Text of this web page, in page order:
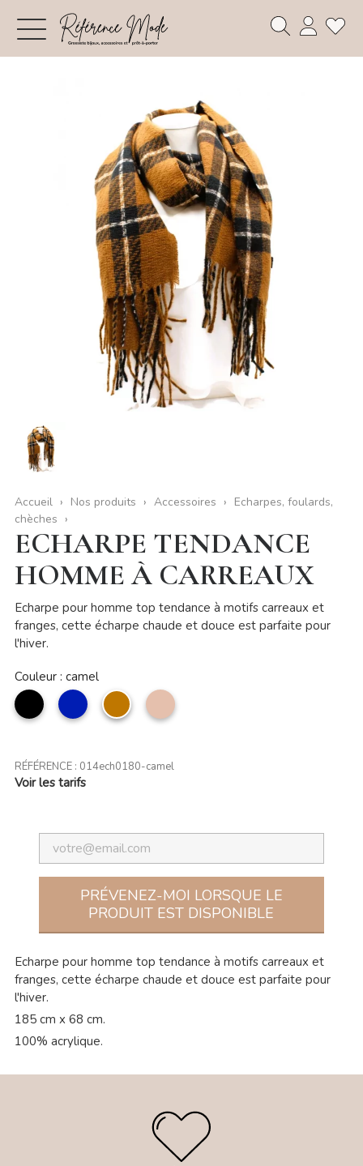
Accueil Nos produits Accessoires
Echarpes, foulards,
chèches
ECHARPE TENDANCE
HOMME À CARREAUX
Echarpe pour homme top tendance à motifs carreaux et
franges, cette écharpe chaude et douce est parfaite pour
l'hiver.
Couleur : camel
noir marine camel
Taupe
clair
RÉFÉRENCE : 014ech0180-camel
Voir les tarifs
PRÉVENEZ-MOI LORSQUE LE
PRODUIT EST DISPONIBLE
Echarpe pour homme top tendance à motifs carreaux et
franges, cette écharpe chaude et douce est parfaite pour
l'hiver.
185 cm x 68 cm.
100% acrylique.